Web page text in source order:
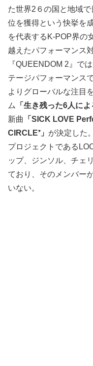
た世界2６の国と地域
位を獲得という快挙を
を代表するK-POP界の
越えたパフォーマンス
『QUEENDOM 2』で
テージパフォーマンス
よりグローバルな注目
ム
「生き残った6人によ
新曲
「SICK LOVE
CIRCLE⁺」 が決定した
プロジェクトである
ップ、ジンソル、チェ
ており、そのメンバー
いない。